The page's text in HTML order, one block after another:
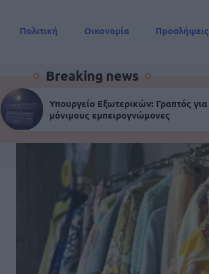
Πολιτική Οικονομία Προσλήψεις
Breaking news
Υπουργείο Εξωτερικών: Γραπτός για
μόνιμους εμπειρογνώμονες